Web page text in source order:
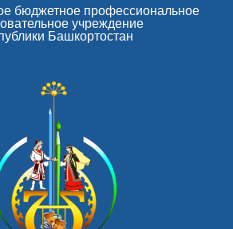
бюджетное профессиональное
учреждение
Башкортостан